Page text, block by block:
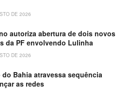
DE 2026
autoriza abertura de dois novos
da PF envolvendo Lulinha
DE 2026
Bahia atravessa sequência
as redes